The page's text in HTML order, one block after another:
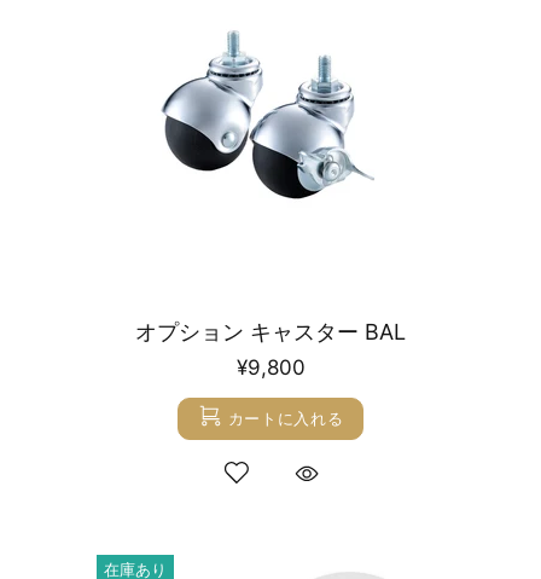
オプション キャスター BAL
¥9,800
カートに入れる
在庫あり